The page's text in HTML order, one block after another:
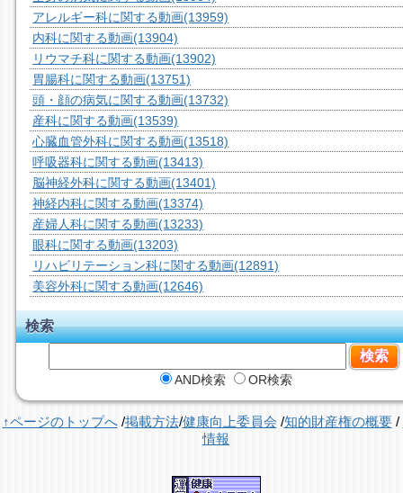
アレルギー科に関する動画(13959)
内科に関する動画(13904)
リウマチ科に関する動画(13902)
胃腸科に関する動画(13751)
頭・顔の病気に関する動画(13732)
産科に関する動画(13539)
心臓血管外科に関する動画(13518)
呼吸器科に関する動画(13413)
脳神経外科に関する動画(13401)
神経内科に関する動画(13374)
産婦人科に関する動画(13233)
眼科に関する動画(13203)
リハビリテーション科に関する動画(12891)
美容外科に関する動画(12646)
検索
AND検索 OR検索
↑ページのトップへ/掲載方法/健康向上委員会 /知的財産権の概要/
情報